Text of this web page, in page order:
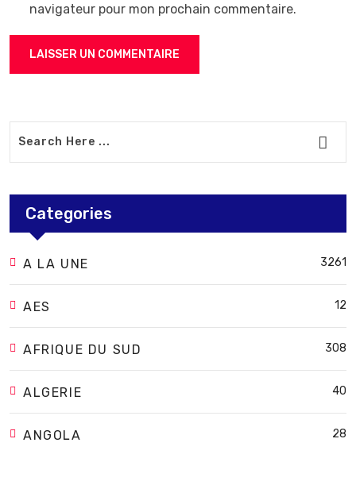
navigateur pour mon prochain commentaire.
Categories
A LA UNE 3261
AES 12
AFRIQUE DU SUD 308
ALGERIE 40
ANGOLA 28